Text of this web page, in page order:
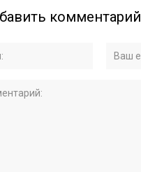
комментарий